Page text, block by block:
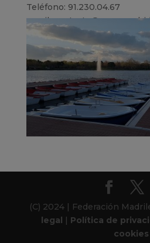
Teléfono: 91.230.04.67
email:
(C) 2024 | Federación
legal | Política de
cookies